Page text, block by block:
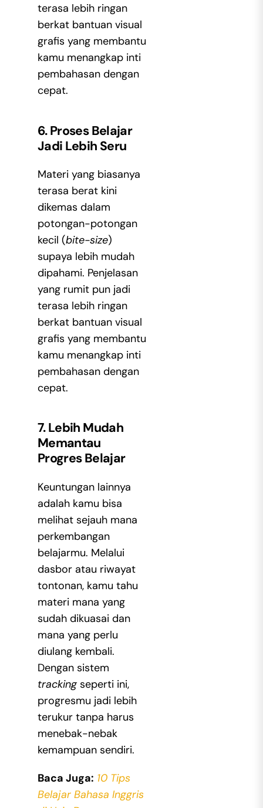
terasa lebih ringan
berkat bantuan visual
grafis yang membantu
kamu menangkap inti
pembahasan dengan
cepat.
6. Proses Belajar
Jadi Lebih Seru
Materi yang biasanya
terasa berat kini
dikemas dalam
potongan-potongan
kecil (bite-size)
supaya lebih mudah
dipahami. Penjelasan
yang rumit pun jadi
terasa lebih ringan
berkat bantuan visual
grafis yang membantu
kamu menangkap inti
pembahasan dengan
cepat.
7. Lebih Mudah
Memantau
Progres Belajar
Keuntungan lainnya
adalah kamu bisa
melihat sejauh mana
perkembangan
belajarmu. Melalui
dasbor atau riwayat
tontonan, kamu tahu
materi mana yang
sudah dikuasai dan
mana yang perlu
diulang kembali.
Dengan sistem
trackingseperti ini,
progresmu jadi lebih
terukur tanpa harus
menebak-nebak
kemampuan sendiri.
Baca Juga: 10 Tips
Belajar Bahasa Inggris